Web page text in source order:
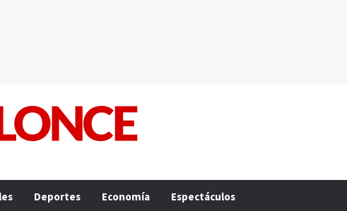
Deportes Economía Espectáculos